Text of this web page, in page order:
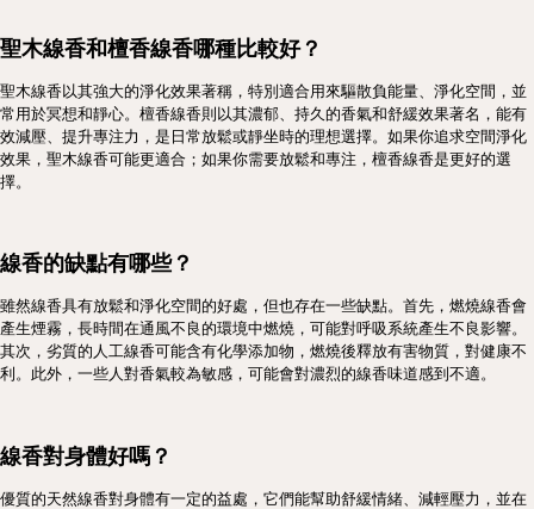
聖木線香和檀香線香哪種比較好？
聖木線香以其強大的淨化效果著稱，特別適合用來驅散負能量、淨化空間，並
常用於冥想和靜心。檀香線香則以其濃郁、持久的香氣和舒緩效果著名，能有
效減壓、提升專注力，是日常放鬆或靜坐時的理想選擇。如果你追求空間淨化
效果，聖木線香可能更適合；如果你需要放鬆和專注，檀香線香是更好的選
擇。
線香的缺點有哪些？
雖然線香具有放鬆和淨化空間的好處，但也存在一些缺點。首先，燃燒線香會
產生煙霧，長時間在通風不良的環境中燃燒，可能對呼吸系統產生不良影響。
其次，劣質的人工線香可能含有化學添加物，燃燒後釋放有害物質，對健康不
利。此外，一些人對香氣較為敏感，可能會對濃烈的線香味道感到不適。
線香對身體好嗎？
優質的天然線香對身體有一定的益處，它們能幫助舒緩情緒、減輕壓力，並在